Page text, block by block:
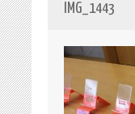
IMG_1443